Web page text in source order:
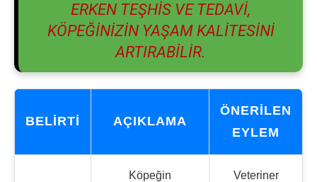
ERKEN TEŞHIS VE TEDAVI,
KÖPEĞINIZIN YAŞAM KALITESINI
ARTIRABILIR.
BELIRTI AÇIKLAMA
ÖNERILEN
EYLEM
Köpeğin
Veteriner